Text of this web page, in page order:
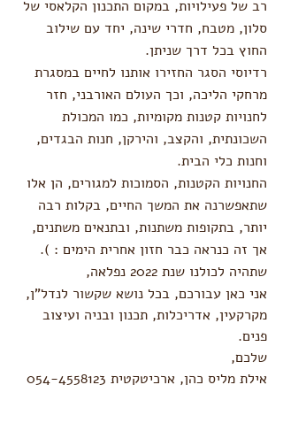
רב של פעילויות, במקום התכנון הקלאסי של
סלון, מטבח, חדרי שינה, יחד עם שילוב
החוץ בכל דרך שניתן.
רדיוסי הסגר החזירו אותנו לחיים במסגרת
מרחקי הליכה, וכך העולם האורבני, חזר
לחנויות קטנות מקומיות, כמו המכולת
השכונתית, והקצב, והירקן, חנות הבגדים,
וחנות כלי הבית.
החנויות הקטנות, הסמוכות למגורים, הן אלו
שתאפשרנה את המשך החיים, בקלות רבה
יותר, בתקופות משתנות, ובתנאים משתנים,
אך זה כנראה כבר חזון אחרית הימים : ).
שתהיה לכולנו שנת 2022 נפלאה,
אני כאן עבורכם, בכל נושא שקשור לנדל"ן,
מקרקעין, אדריכלות, תכנון ובניה ועיצוב
פנים.
שלכם,
אילת מליס כהן, ארכיטקטית 054-4558123